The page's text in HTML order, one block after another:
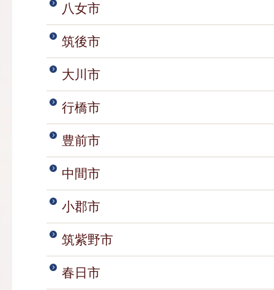
八女市
筑後市
大川市
行橋市
豊前市
中間市
小郡市
筑紫野市
春日市